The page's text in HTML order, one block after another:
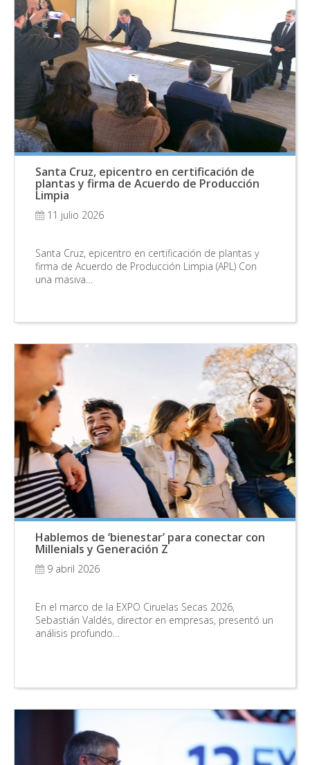
Santa Cruz, epicentro en certificación de
plantas y firma de Acuerdo de Producción
Limpia
11 julio 2026
Santa Cruz, epicentro en certificación de plantas y
firma de Acuerdo de Producción Limpia (APL) Con
una masiva…
Hablemos de ‘bienestar’ para conectar con
Millenials y Generación Z
9 abril 2026
En el marco de la EXPO Ciruelas Secas 2026,
Sebastián Valdés, director en empresas, presentó un
análisis profundo…